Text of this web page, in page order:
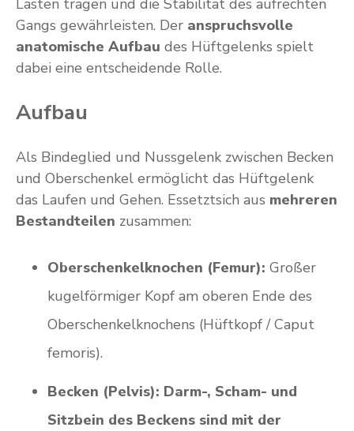
Lasten tragen und die Stabilität des aufrechten
Gangs gewährleisten. Der anspruchsvolle
anatomische Aufbau des Hüftgelenks spielt
dabei eine entscheidende Rolle.
Aufbau
Als Bindeglied und Nussgelenk zwischen Becken
und Oberschenkel ermöglicht das Hüftgelenk
das Laufen und Gehen. Essetztsich aus mehreren
Bestandteilen zusammen:
Oberschenkelknochen (Femur): Großer
kugelförmiger Kopf am oberen Ende des
Oberschenkelknochens (Hüftkopf / Caput
femoris).
Becken (Pelvis): Darm-, Scham- und
Sitzbein des Beckens sind mit der